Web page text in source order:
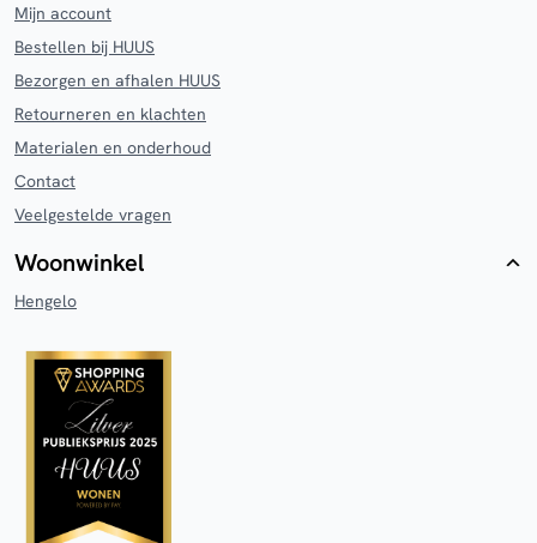
Mijn account
Bestellen bij HUUS
Bezorgen en afhalen HUUS
Retourneren en klachten
Materialen en onderhoud
Contact
Veelgestelde vragen
Woonwinkel
Hengelo